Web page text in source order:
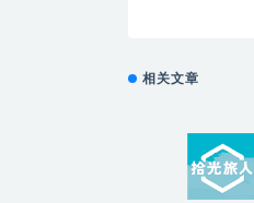
相关文章